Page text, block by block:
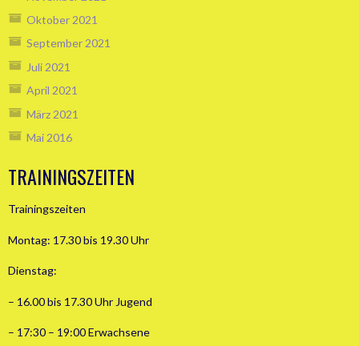
Oktober 2021
September 2021
Juli 2021
April 2021
März 2021
Mai 2016
TRAININGSZEITEN
Trainingszeiten
Montag: 17.30 bis 19.30 Uhr
Dienstag:
– 16.00 bis 17.30 Uhr Jugend
– 17:30 – 19:00 Erwachsene